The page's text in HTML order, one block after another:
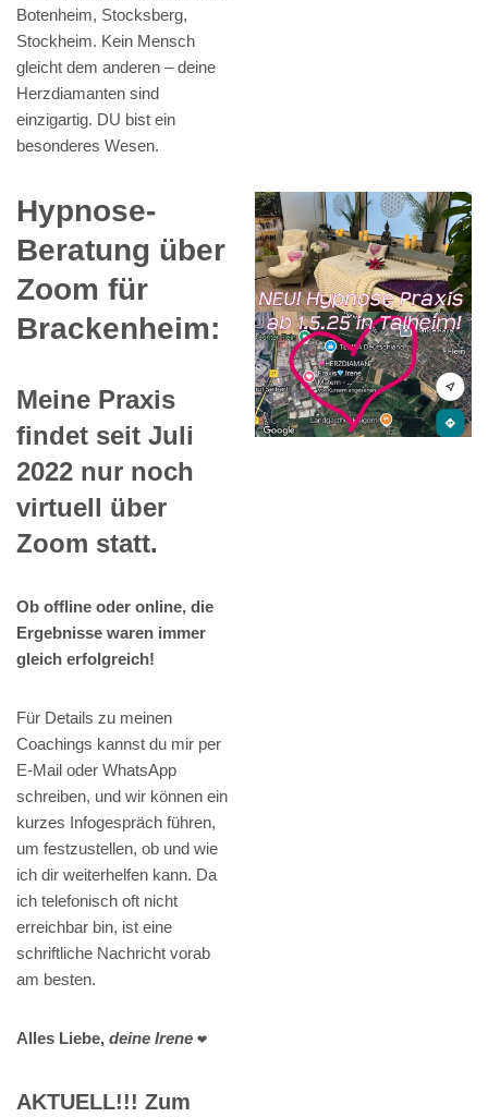
Botenheim, Stocksberg,
Stockheim. Kein Mensch
gleicht dem anderen – deine
Herzdiamanten sind
einzigartig. DU bist ein
besonderes Wesen.
Hypnose-
Beratung über
Zoom für
Brackenheim:
Meine Praxis
findet seit Juli
2022 nur noch
virtuell über
Zoom statt.
Ob offline oder online, die
Ergebnisse waren immer
gleich erfolgreich!
Für Details zu meinen
Coachings kannst du mir per
E-Mail oder WhatsApp
schreiben, und wir können ein
kurzes Infogespräch führen,
um festzustellen, ob und wie
ich dir weiterhelfen kann. Da
ich telefonisch oft nicht
erreichbar bin, ist eine
schriftliche Nachricht vorab
am besten.
Alles Liebe, deine Irene ❤️
AKTUELL!!! Zum